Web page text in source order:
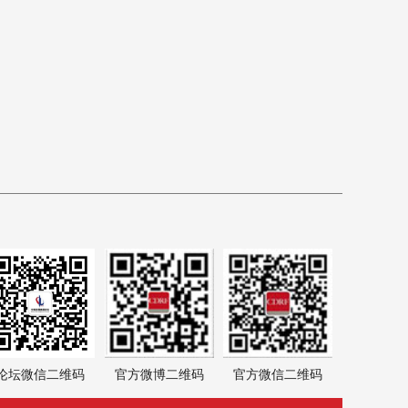
坛微信二维码 官方微博二维码 官方微信二维码